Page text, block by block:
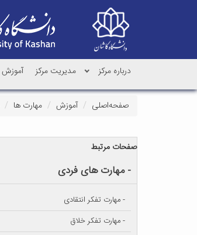
درباره مرکز مدیریت مرکز آموزش
صفحه‌اصلی آموزش مهارت ها
صفحات مرتبط
- مهارت های فردی
- مهارت تفکر انتقادی
- مهارت تفکر خلاق